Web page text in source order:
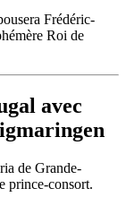
Frédéric-
Roi de
avec
de Grande-
prince-consort.